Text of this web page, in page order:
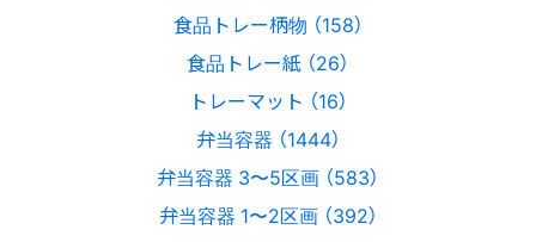
食品トレー柄物 （158）
食品トレー紙 （26）
トレーマット （16）
弁当容器 （1444）
弁当容器 3〜5区画 （583）
弁当容器 1〜2区画 （392）